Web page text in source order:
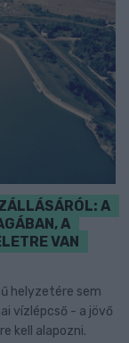
A
A
VAN
helyzetére sem
vízlépcső - a jövő
kell alapozni.